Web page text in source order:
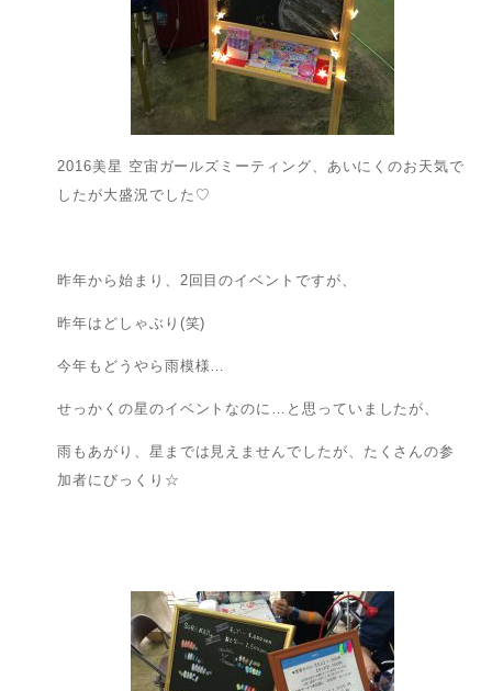
2016美星 空宙ガールズミーティング、あいにくのお天気で
したが大盛況でした♡
昨年から始まり、2回目のイベントですが、
昨年はどしゃぶり(笑)
今年もどうやら雨模様…
せっかくの星のイベントなのに…と思っていましたが、
雨もあがり、星までは見えませんでしたが、たくさんの参
加者にびっくり☆